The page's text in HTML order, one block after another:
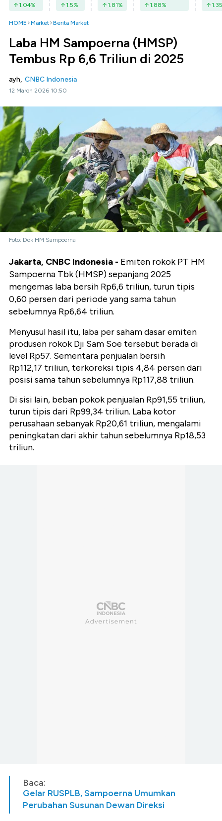
1.04% 1.5% 1.81% 1.88% 1.35
HOME Market Berita Market
Laba HM Sampoerna (HMSP)
Tembus Rp 6,6 Triliun di 2025
ayh, CNBC Indonesia
12 March 2026 10:50
Foto: Dok HM Sampoerna
Jakarta, CNBC Indonesia - Emiten rokok PT HM
Sampoerna Tbk (HMSP) sepanjang 2025
mengemas laba bersih Rp6,6 triliun, turun tipis
0,60 persen dari periode yang sama tahun
sebelumnya Rp6,64 triliun.
Menyusul hasil itu, laba per saham dasar emiten
produsen rokok Dji Sam Soe tersebut berada di
level Rp57. Sementara penjualan bersih
Rp112,17 triliun, terkoreksi tipis 4,84 persen dari
posisi sama tahun sebelumnya Rp117,88 triliun.
Di sisi lain, beban pokok penjualan Rp91,55 triliun,
turun tipis dari Rp99,34 triliun. Laba kotor
perusahaan sebanyak Rp20,61 triliun, mengalami
peningkatan dari akhir tahun sebelumnya Rp18,53
triliun.
Baca:
Gelar RUSPLB, Sampoerna Umumkan
Perubahan Susunan Dewan Direksi